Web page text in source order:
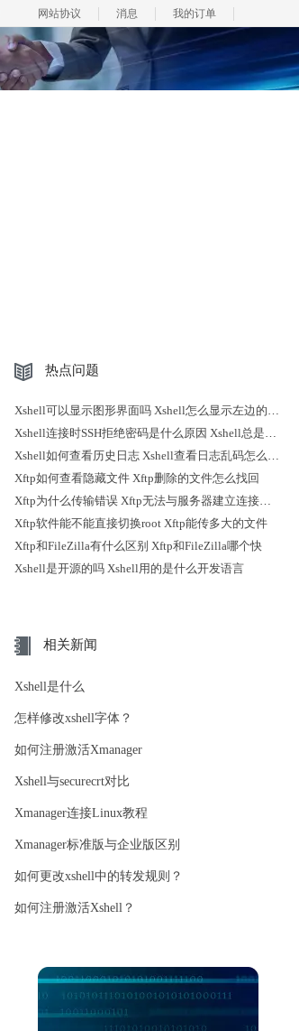
网站协议 消息 我的订单
热点问题
Xshell可以显示图形界面吗 Xshell怎么显示左边的会话
Xshell连接时SSH拒绝密码是什么原因 Xshell总是断开连接怎么办
Xshell如何查看历史日志 Xshell查看日志乱码怎么解决
Xftp如何查看隐藏文件 Xftp删除的文件怎么找回
Xftp为什么传输错误 Xftp无法与服务器建立连接怎么解决
Xftp软件能不能直接切换root Xftp能传多大的文件
Xftp和FileZilla有什么区别 Xftp和FileZilla哪个快
Xshell是开源的吗 Xshell用的是什么开发语言
相关新闻
Xshell是什么
怎样修改xshell字体？
如何注册激活Xmanager
Xshell与securecrt对比
Xmanager连接Linux教程
Xmanager标准版与企业版区别
如何更改xshell中的转发规则？
如何注册激活Xshell？